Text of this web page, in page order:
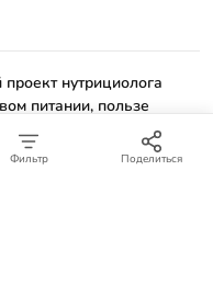
нутрициолога
питании, пользе
рецептах.
характер и не
Фильтр Поделиться